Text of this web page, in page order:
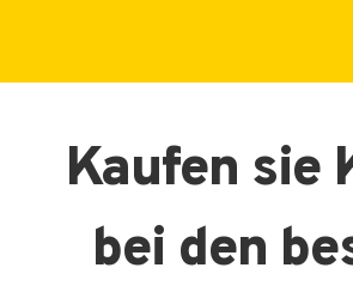
Kaufen sie
bei den